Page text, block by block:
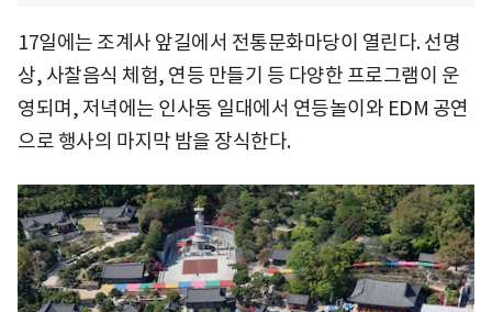
17일에는 조계사 앞길에서 전통문화마당이 열린다. 선명
상, 사찰음식 체험, 연등 만들기 등 다양한 프로그램이 운
영되며, 저녁에는 인사동 일대에서 연등놀이와 EDM 공연
으로 행사의 마지막 밤을 장식한다.